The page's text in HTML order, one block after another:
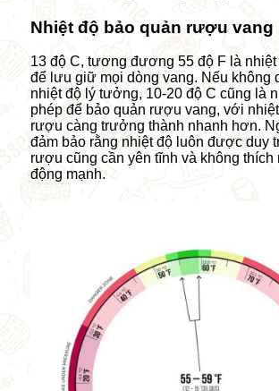
Nhiệt độ bảo quản rượu vang
13 độ C, tương đương 55 độ F là
để lưu giữ mọi dòng vang. Nếu không
nhiệt độ lý tưởng, 10-20 độ C cũng là
phép để bảo quản rượu vang, với
rượu càng trưởng thành nhanh hơn.
đảm bảo rằng nhiệt độ luôn được duy
rượu cũng cần yên tĩnh và không thích
động mạnh.